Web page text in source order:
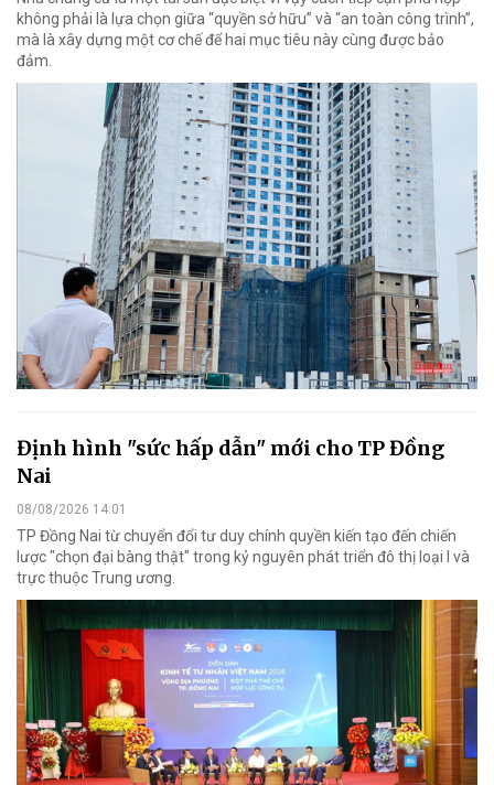
không phải là lựa chọn giữa “quyền sở hữu” và “an toàn công trình”,
mà là xây dựng một cơ chế để hai mục tiêu này cùng được bảo
đảm.
Định hình "sức hấp dẫn" mới cho TP Đồng
Nai
08/08/2026 14:01
TP Đồng Nai từ chuyển đổi tư duy chính quyền kiến tạo đến chiến
lược "chọn đại bàng thật" trong kỷ nguyên phát triển đô thị loại I và
trực thuộc Trung ương.